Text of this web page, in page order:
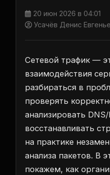
20 июн 2026 в 04:01
Усачёв Денис
Сетевой трафик —
взаимодействия
разбираться в
проверять
анализировать
восстанавливать
на практике
анализа пакетов. В
покажем, как